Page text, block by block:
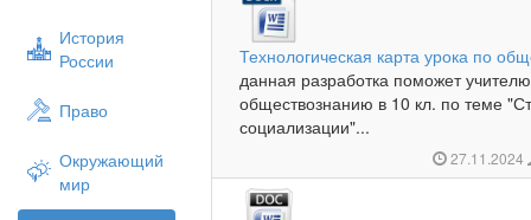
История
России
Право
Окружающий
мир
Технологическая карта урока по
данная разработка поможет
обществознанию в 10 кл. по теме
социализации"...
27.11.2024